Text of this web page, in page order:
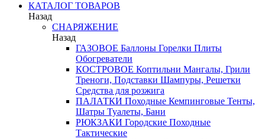
КАТАЛОГ ТОВАРОВ
Назад
СНАРЯЖЕНИЕ
Назад
ГАЗОВОЕ Баллоны Горелки Плиты
Обогреватели
КОСТРОВОЕ Коптильни Мангалы, Грили
Треноги, Подставки Шампуры, Решетки
Средства для розжига
ПАЛАТКИ Походные Кемпинговые Тенты,
Шатры Туалеты, Бани
РЮКЗАКИ Городские Походные
Тактические